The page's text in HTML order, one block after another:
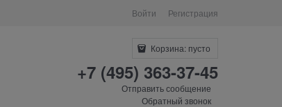
Войти Регистрация
Корзина: пусто
+7 (495) 363-37-45
Отправить сообщение
Обратный звонок